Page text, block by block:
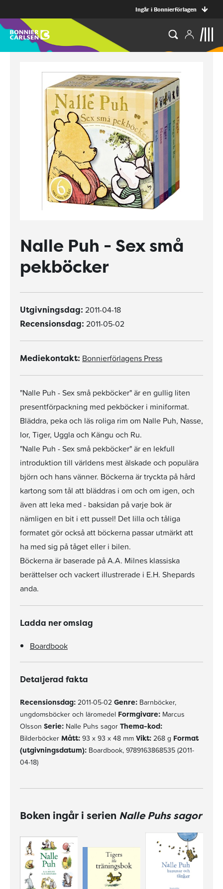
Ingår i Bonnierförlagen
Nalle Puh - Sex små
pekböcker
Utgivningsdag: 2011-04-18
Recensionsdag: 2011-05-02
Mediekontakt: Bonnierförlagens Press
"Nalle Puh - Sex små pekböcker" är en gullig liten
presentförpackning med pekböcker i miniformat.
Bläddra, peka och läs roliga rim om Nalle Puh, Nasse,
Ior, Tiger, Uggla och Kängu och Ru.
"Nalle Puh - Sex små pekböcker" är en lekfull
introduktion till världens mest älskade och populära
björn och hans vänner. Böckerna är tryckta på hård
kartong som tål att bläddras i om och om igen, och
även att leka med - baksidan på varje bok är
nämligen en bit i ett pussel! Det lilla och tåliga
formatet gör också att böckerna passar utmärkt att
ha med sig på tåget eller i bilen.
Böckerna är baserade på A.A. Milnes klassiska
berättelser och vackert illustrerade i E.H. Shepards
anda.
Ladda ner omslag
Boardbook
Detaljerad fakta
Recensionsdag: 2011-05-02 Genre: Barnböcker,
ungdomsböcker och läromedel Formgivare: Marcus
Olsson Serie: Nalle Puhs sagor Thema-kod:
Bilderböcker Mått: 93 x 93 x 48 mm Vikt: 268 g Format
(utgivningsdatum): Boardbook, 9789163868535 (2011-
04-18)
Boken ingår i serien Nalle Puhs sagor